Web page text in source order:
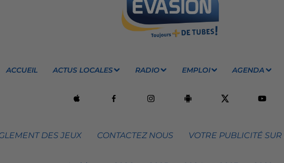
ACCUEIL ACTUS LOCALES RADIO EMPLOI AGENDA
DES JEUX CONTACTEZ NOUS VOTRE PUBLICITÉ